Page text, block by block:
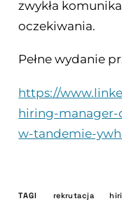
zwykła
oczekiwania.
Pełne wydanie
https://
hiring-manager-
w-tandemie-
TAGI rekrutacja